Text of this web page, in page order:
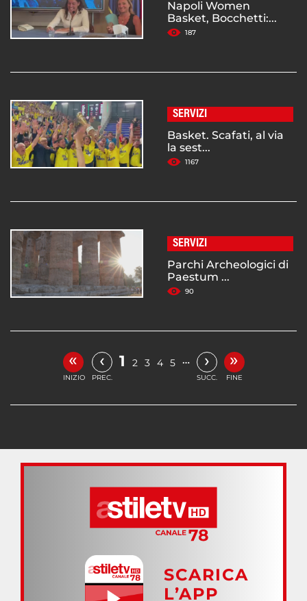
Napoli Women
Basket, Bocchetti:...
187
SERVIZI
Basket. Scafati, al via
la sest...
1167
SERVIZI
Parchi Archeologici di
Paestum ...
90
«
INIZIO
‹
PREC.
1 2 3 4 5 … ›
SUCC.
»
FINE
SCARICA
L’APP